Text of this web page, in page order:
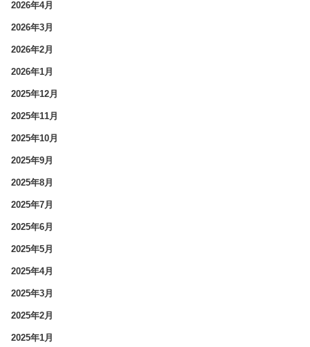
2026年4月
2026年3月
2026年2月
2026年1月
2025年12月
2025年11月
2025年10月
2025年9月
2025年8月
2025年7月
2025年6月
2025年5月
2025年4月
2025年3月
2025年2月
2025年1月